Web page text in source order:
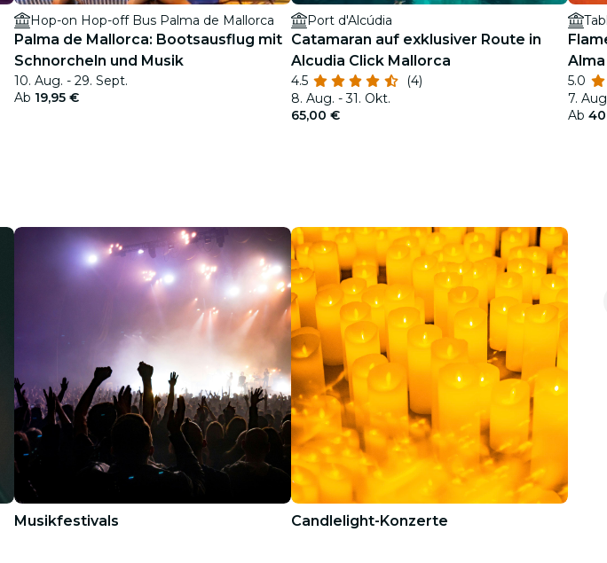
Hop-on Hop-off Bus Palma de Mallorca
Palma de Mallorca: Bootsausflug mit
Schnorcheln und Musik
10. Aug. - 29. Sept.
Ab 19,95 €
Port d'Alcúdia
Catamaran auf exklusiver Route in
Alcudia Click Mallorca
4.5
(4)
8. Aug. - 31. Okt.
65,00 €
5.0
7.
Ab
Musikfestivals Candlelight-Konzerte